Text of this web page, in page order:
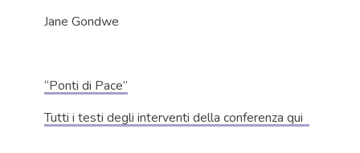
Jane Gondwe
“Ponti di Pace”
Tutti i testi degli interventi della conferenza qui